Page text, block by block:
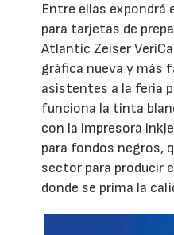
Entre ellas expondrá
para tarjetas de
Atlantic Zeiser
gráfica nueva y más
asistentes a la feria
funciona la tinta
con la impresora
para fondos negros,
sector para producir
donde se prima la